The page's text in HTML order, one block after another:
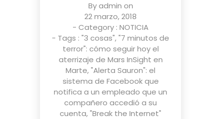
Byadmin on
22 marzo, 2018
- Category : NOTICIA
- Tags : "3 cosas","7 minutos de
terror": cómo seguir hoy el
aterrizaje de Mars InSight en
Marte,"Alerta Sauron": el
sistema de Facebook que
notifica a un empleado que un
compañero accedió a su
cuenta,"Break the Internet"